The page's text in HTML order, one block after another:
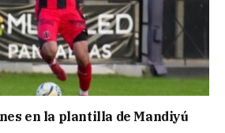
en la plantilla de Mandiyú